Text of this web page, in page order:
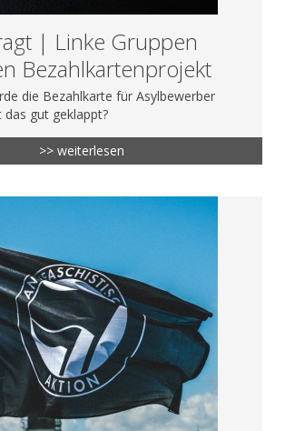
| Linke Gruppen
Bezahlkartenprojekt
die Bezahlkarte für Asylbewerber
das gut geklappt?
>> weiterlesen